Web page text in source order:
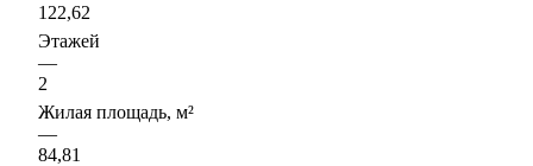
122,62
Этажей
—
2
Жилая площадь, м²
—
84,81